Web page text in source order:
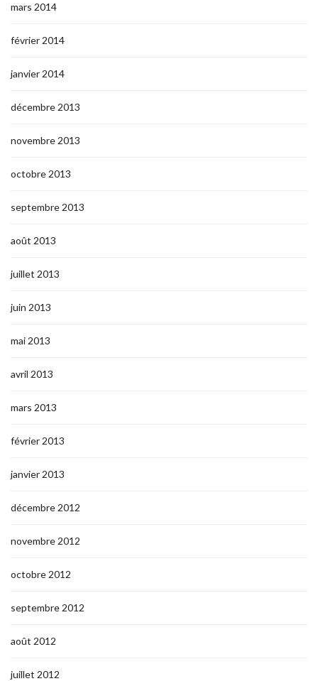
mars 2014
février 2014
janvier 2014
décembre 2013
novembre 2013
octobre 2013
septembre 2013
août 2013
juillet 2013
juin 2013
mai 2013
avril 2013
mars 2013
février 2013
janvier 2013
décembre 2012
novembre 2012
octobre 2012
septembre 2012
août 2012
juillet 2012